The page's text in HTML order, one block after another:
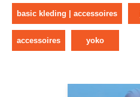
basic kleding | accessoires
accessoires yoko